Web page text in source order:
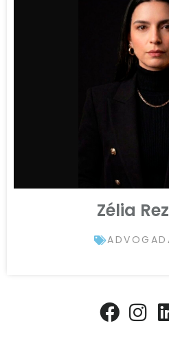
Zélia